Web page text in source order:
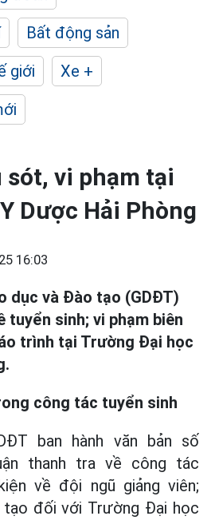
Bất động sản
giới
Xe +
vi phạm tại
Dược Hải Phòng
16:03
dục và Đào tạo (GDĐT)
tuyển sinh; vi phạm biên
trình tại Trường Đại học
công tác tuyển sinh
ban hành văn bản số
thanh tra về công tác
về đội ngũ giảng viên;
đối với Trường Đại học